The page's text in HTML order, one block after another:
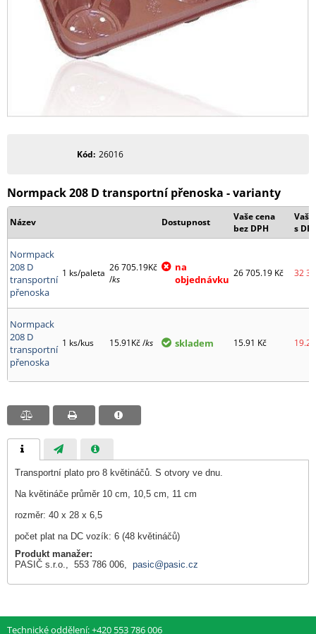
Kód 26016
Normpack 208 D transportní přenoska - varianty
Název Dostupnost
Vaše cena
bez DPH
s
Normpack
208 D
transportní
přenoska
1 ks/paleta 26 705.19Kč
/ks
na
objednávku
26 705.19 Kč 32
Normpack
208 D
transportní
přenoska
1 ks/kus 15.91Kč /ks skladem 15.91 Kč 19.25
Transportní plato pro 8 květináčů. S otvory ve dnu.
Na květináče průměr 10 cm, 10,5 cm, 11 cm
rozměr: 40 x 28 x 6,5
počet plat na DC vozík: 6 (48 květináčů)
Produkt manažer:
PASIČ s.r.o., 553 786 006, pasic@pasic.cz
Technické oddělení: +420 553 786 006